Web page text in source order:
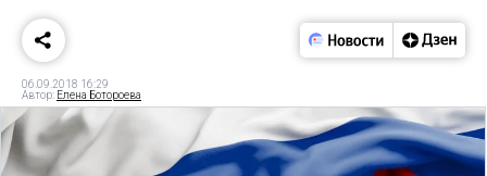
06.09.2018 16:29
Автор: Елена Ботороева